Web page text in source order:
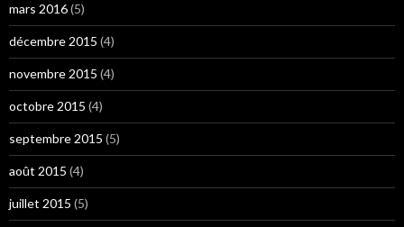
mars 2016(5)
décembre 2015 (4)
novembre 2015 (4)
octobre 2015 (4)
septembre 2015 (5)
août 2015 (4)
juillet 2015 (5)